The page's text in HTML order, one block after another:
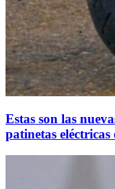
Estas son las
patinetas